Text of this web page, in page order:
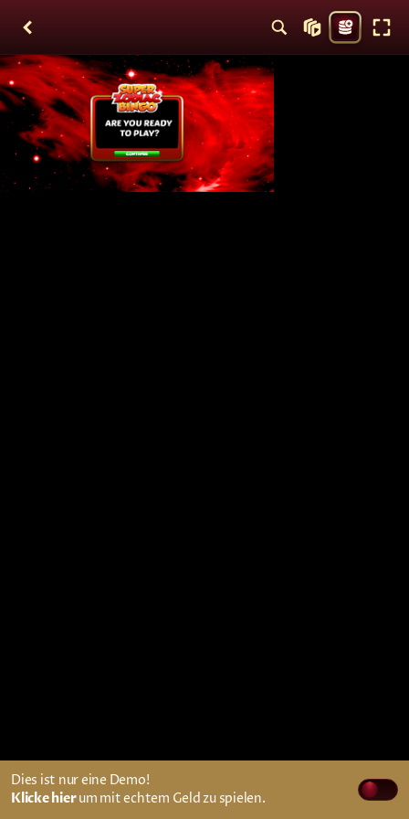
Dies ist nur eine Demo!
Klicke hierum mit echtem Geld zu spielen.